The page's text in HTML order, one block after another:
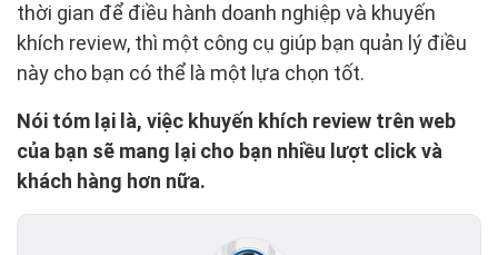
thời gian để điều hành doanh nghiệp và khuyến
khích review, thì một công cụ giúp bạn quản lý điều
này cho bạn có thể là một lựa chọn tốt.
Nói tóm lại là, việc khuyến khích review trên web
của bạn sẽ mang lại cho bạn nhiều lượt click và
khách hàng hơn nữa.